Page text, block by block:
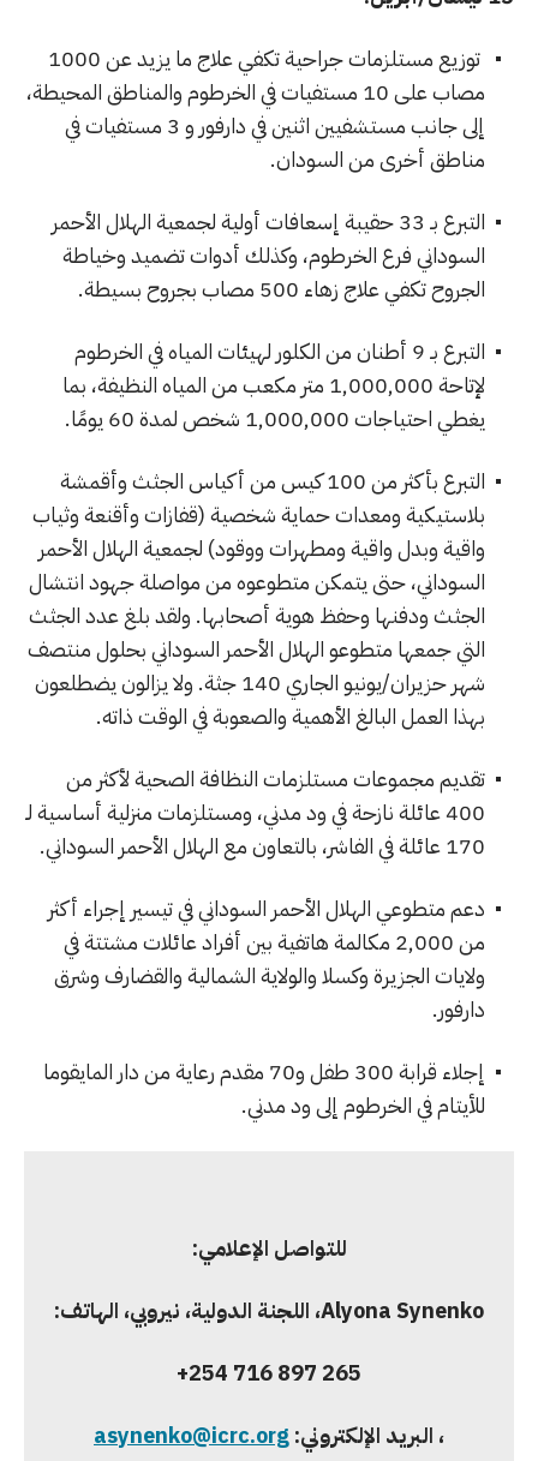
توزيع مستلزمات جراحية تكفي علاج ما يزيد عن 1000
مصاب على 10 مستفيات في الخرطوم والمناطق المحيطة،
إلى جانب مستشفيين اثنين في دارفور و 3 مستفيات في
مناطق أخرى من السودان.
التبرع بـ 33 حقيبة إسعافات أولية لجمعية الهلال الأحمر
السوداني فرع الخرطوم، وكذلك أدوات تضميد وخياطة
الجروح تكفي علاج زهاء 500 مصاب بجروح بسيطة.
التبرع بـ 9 أطنان من الكلور لهيئات المياه في الخرطوم
لإتاحة 1,000,000 متر مكعب من المياه النظيفة، بما
يغطي احتياجات 1,000,000 شخص لمدة 60 يومًا.
التبرع بأكثر من 100 كيس من أكياس الجثث وأقمشة
بلاستيكية ومعدات حماية شخصية (قفازات وأقنعة وثياب
واقية وبدل واقية ومطهرات ووقود) لجمعية الهلال الأحمر
السوداني، حتى يتمكن متطوعوه من مواصلة جهود انتشال
الجثث ودفنها وحفظ هوية أصحابها. ولقد بلغ عدد الجثث
التي جمعها متطوعو الهلال الأحمر السوداني بحلول منتصف
شهر حزيران/يونيو الجاري 140 جثة. ولا يزالون يضطلعون
بهذا العمل البالغ الأهمية والصعوبة في الوقت ذاته.
تقديم مجموعات مستلزمات النظافة الصحية لأكثر من
400 عائلة نازحة في ود مدني، ومستلزمات منزلية أساسية لـ
170 عائلة في الفاشر، بالتعاون مع الهلال الأحمر السوداني.
دعم متطوعي الهلال الأحمر السوداني في تيسير إجراء أكثر
من 2,000 مكالمة هاتفية بين أفراد عائلات مشتتة في
ولايات الجزيرة وكسلا والولاية الشمالية والقضارف وشرق
دارفور.
إجلاء قرابة 300 طفل و70 مقدم رعاية من دار المايقوما
للأيتام في الخرطوم إلى ود مدني.
للتواصل الإعلامي:
Alyona Synenko، اللجنة الدولية، نيروبي، الهاتف:
+254 716 897 265
، البريد الإلكتروني:asynenko@icrc.org